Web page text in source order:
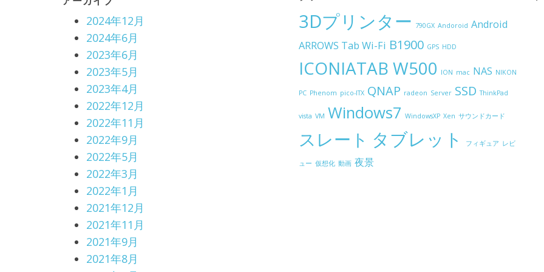
2024年12月
2024年6月
2023年6月
2023年5月
2023年4月
2022年12月
2022年11月
2022年9月
2022年5月
2022年3月
2022年1月
2021年12月
2021年11月
2021年9月
2021年8月
3Dプリンター 790GX Andoroid Android
ARROWS Tab Wi-Fi B1900 GPS HDD
ICONIATAB W500 ION mac NAS NIKON
PC Phenom pico-ITX QNAP radeon Server SSD ThinkPad
vista VM Windows7 WindowsXP Xen サウンドカード
スレート タブレット フィギュア レビ
ュー 仮想化 動画 夜景